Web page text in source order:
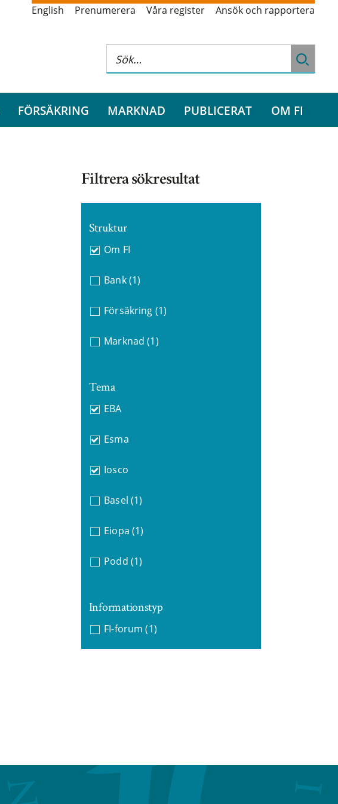
English Prenumerera Våra register Ansök och rapportera
FÖRSÄKRING MARKNAD PUBLICERAT OM FI
Filtrera sökresultat
Struktur
Om FI
Bank (1)
Försäkring (1)
Marknad (1)
Tema
EBA
Esma
Iosco
Basel (1)
Eiopa (1)
Podd (1)
Informationstyp
FI-forum (1)